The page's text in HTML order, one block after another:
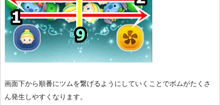
画面下から順番にツムを繋げるようにしていくことでボムがたくさ
ん発生しやすくなります。